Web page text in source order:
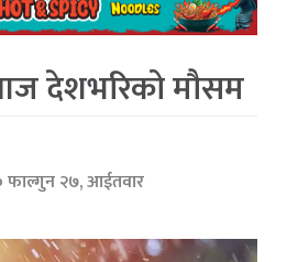
देशभरिको मौसम
फाल्गुन २७, आईतवार